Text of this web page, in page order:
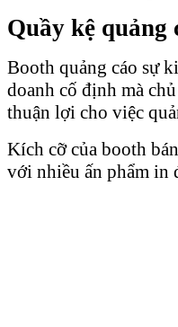
Quầy kệ quảng
Booth quảng cáo sự
doanh cố định mà
thuận lợi cho việc
Kích cỡ của booth
với nhiều ấn phẩm in